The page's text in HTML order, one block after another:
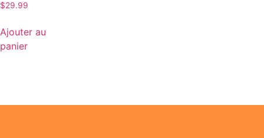
$29.99
Ajouter au
panier